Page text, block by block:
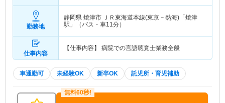
勤務地
静岡県 焼津市 ＪＲ東海道本線(東京－熱海)「焼津
駅」（バス・車11分）
仕事内容
【仕事内容】 病院での言語聴覚士業務全般
車通勤可 未経験OK 新卒OK 託児所・育児補助